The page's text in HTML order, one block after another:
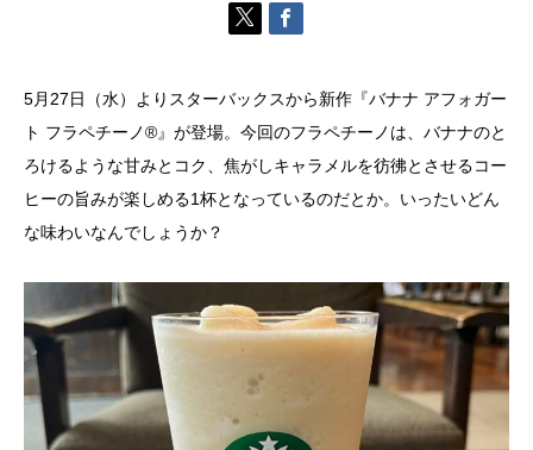
5月27日（水）よりスターバックスから新作『バナナ アフォガー
ト フラペチーノ®』が登場。今回のフラペチーノは、バナナのと
ろけるような甘みとコク、焦がしキャラメルを彷彿とさせるコー
ヒーの旨みが楽しめる1杯となっているのだとか。いったいどん
な味わいなんでしょうか？